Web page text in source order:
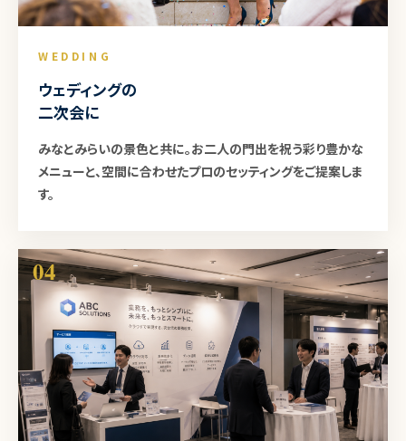
WEDDING
ウェディングの
二次会に
みなとみらいの景色と共に。お二人の門出を祝う彩り豊かな
メニューと、空間に合わせたプロのセッティングをご提案しま
す。
04